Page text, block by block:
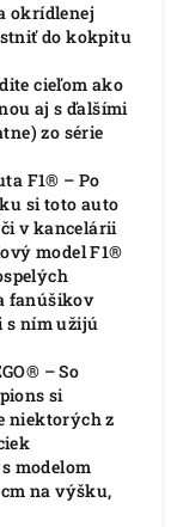
okrídlenej
do kokpitu
cieľom ako
aj s ďalšími
zo série
F1® – Po
si toto auto
v kancelárii
model F1®
fanúšikov
s ním užijú
– So
si
niektorých z
modelom
na výšku,